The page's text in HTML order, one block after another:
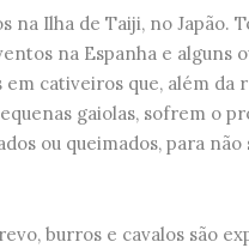
na Ilha de Taiji, no Japão.
na Espanha e alguns
em cativeiros que, além
gaiolas, sofrem o
ou queimados, para
burros e cavalos são